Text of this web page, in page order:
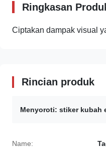
Ringkasan
Ciptakan dampak visual
Rincian produk
Menyoroti: stiker kubah
Name: